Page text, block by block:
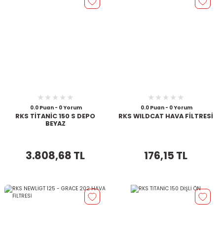
0.0 Puan - 0 Yorum
RKS TİTANİC 150 S DEPO
BEYAZ
3.808,68 TL
0.0 Puan - 0 Yorum
RKS WILDCAT HAVA FİLTRESİ
176,15 TL